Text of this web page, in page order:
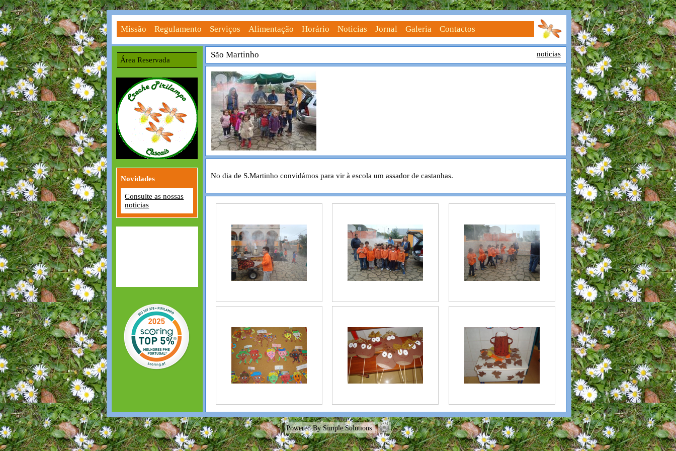
Missão Regulamento Serviços Alimentação Horário Noticias Jornal Galeria Contactos
Área Reservada
Novidades
Consulte as nossas
noticias
São Martinho noticias
No dia de S.Martinho convidámos para vir à escola um assador de castanhas.
Powered By Simple Solutions